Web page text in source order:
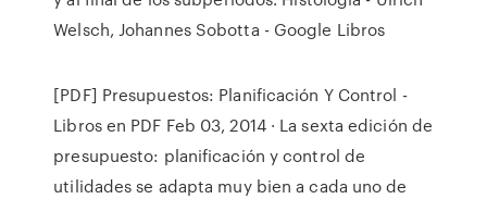
Welsch, Johannes Sobotta - Google Libros
[PDF] Presupuestos: Planificación Y Control -
Libros en PDF Feb 03, 2014 · La sexta edición de
presupuesto: planificación y control de
utilidades se adapta muy bien a cada uno de